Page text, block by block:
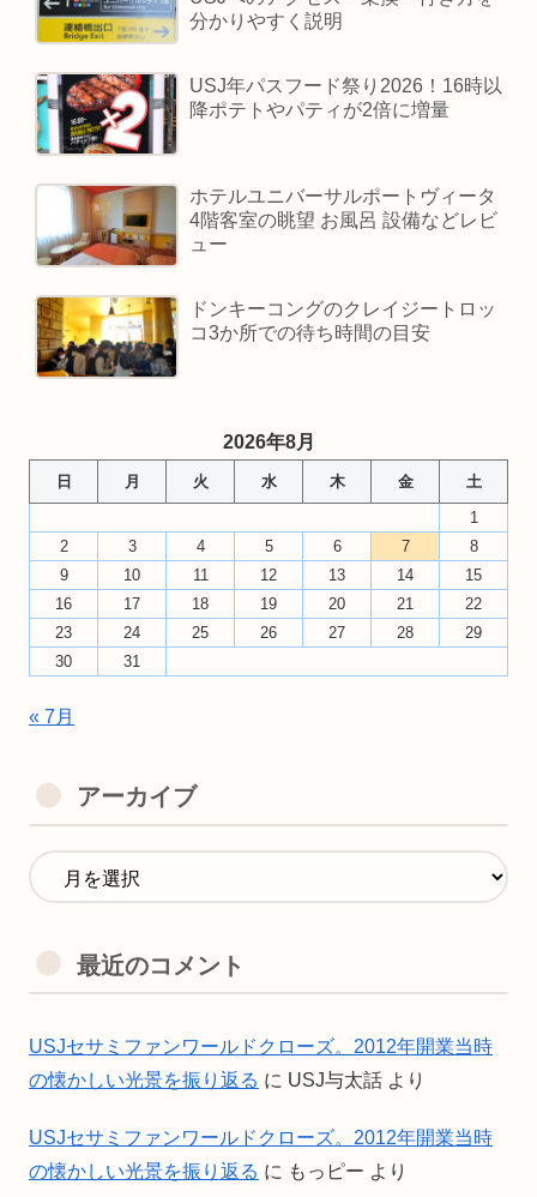
分かりやすく説明
USJ年パスフード祭り2026！16時以
降ポテトやパティが2倍に増量
ホテルユニバーサルポートヴィータ
4階客室の眺望 お風呂 設備などレビ
ュー
ドンキーコングのクレイジートロッ
コ3か所での待ち時間の目安
2026年8月
日 月 火 水 木 金
土
1
2
3 4 5 6 7
8
9
10 11 12 13 14
15
16
17 18 19 20 21
22
23
24 25 26 27 28
29
30
31
« 7月
アーカイブ
最近のコメント
USJセサミファンワールドクローズ。2012年開業当時
の懐かしい光景を振り返る に USJ与太話 より
USJセサミファンワールドクローズ。2012年開業当時
の懐かしい光景を振り返る に もっピー より